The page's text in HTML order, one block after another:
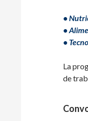
•
•
•
La
de